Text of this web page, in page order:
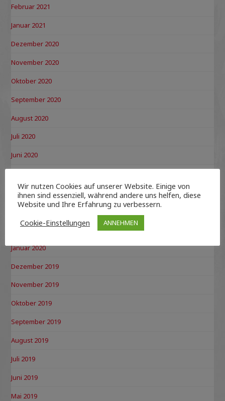
Februar 2021
Januar 2021
Dezember 2020
November 2020
Oktober 2020
September 2020
August 2020
Juli 2020
Juni 2020
April 2020
Februar 2020
Januar 2020
Dezember 2019
November 2019
Oktober 2019
September 2019
August 2019
Juli 2019
Juni 2019
Mai 2019
Wir nutzen Cookies auf unserer Website. Einige von
ihnen sind essenziell, während andere uns helfen, diese
Website und Ihre Erfahrung zu verbessern.
Cookie-Einstellungen
ANNEHMEN